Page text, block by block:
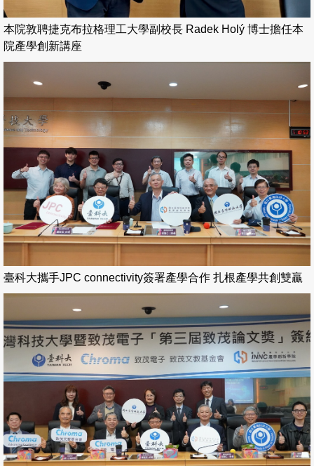
本院敦聘捷克布拉格理工大學副校長 Radek Holý 博士擔任本
院產學創新講座
臺科大攜手JPC connectivity簽署產學合作 扎根產學共創雙贏